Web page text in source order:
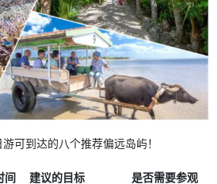
可到达的八个推荐偏远岛屿！
间 建议的目标 是否需要参观